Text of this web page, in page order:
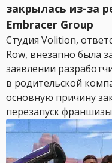
закрылась из-за
Embracer Group
Студия Volition,
Row, внезапно была
заявлении
в родительской
основную причину
перезапуск